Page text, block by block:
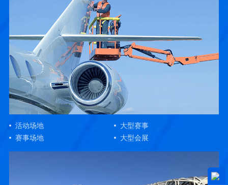
活动场地
大型赛事
赛事场地
大型会展